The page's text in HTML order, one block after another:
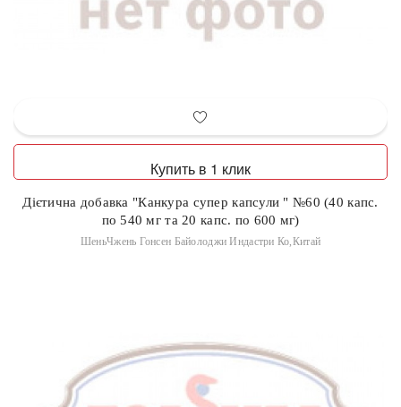
Купить в 1 клик
Дієтична добавка "Канкура супер капсули " №60 (40 капс.
по 540 мг та 20 капс. по 600 мг)
ШеньЧжень Гонсен Байолоджи Индастри Ко,Китай